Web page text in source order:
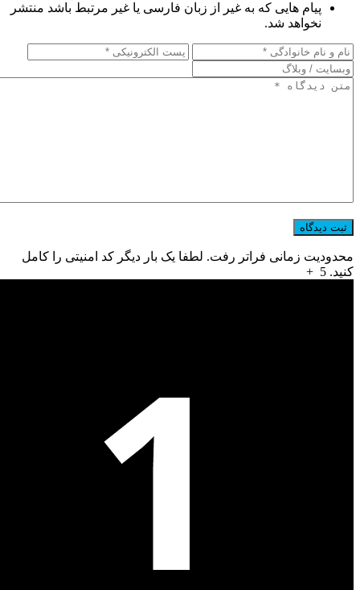
پیام هایی که به غیر از زبان فارسی یا غیر مرتبط باشد منتشر
نخواهد شد.
محدودیت زمانی فراتر رفت. لطفا یک بار دیگر کد امنیتی را کامل
کنید. 5
+